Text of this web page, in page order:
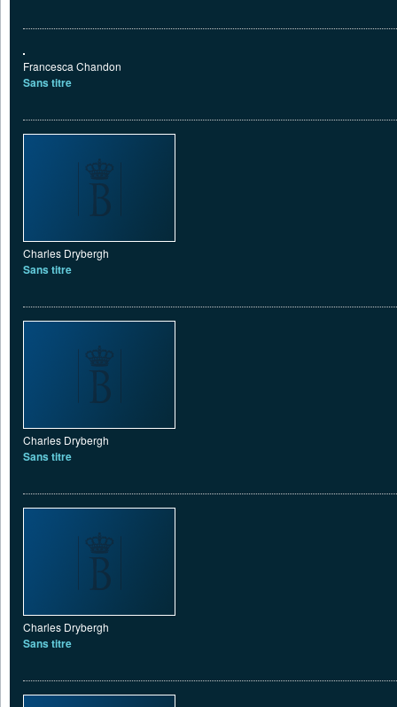
Francesca Chandon
Sans titre
Charles Drybergh
Sans titre
Charles Drybergh
Sans titre
Charles Drybergh
Sans titre